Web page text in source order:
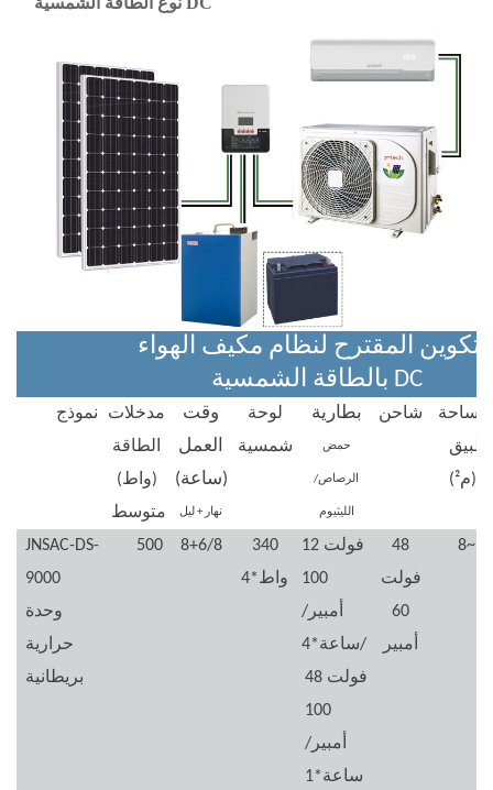
المقترح لنظام مكيف الهواء
بالطاقة الشمسية DC
نموذج
مدخلات
الطاقة
(واط)
متوسط
وقت
العمل
(ساعة)
نهار + ليل
لوحة
شمسية
بطارية
حمض
الرصاص/
الليثيوم
شاحن
مساحة
(م²)
JNSAC-DS-
9000
وحدة
حرارية
بريطانية
500 8+6/8
340
واط*4
12 فولت
100
أمبير/
ساعة*4/
48 فولت
100
أمبير/
ساعة*1
48
فولت
60
أمبير
8~15